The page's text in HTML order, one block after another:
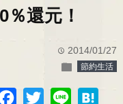
還元！
time 2014/01/27
folder 節約生活
Facebook
Twitter Line